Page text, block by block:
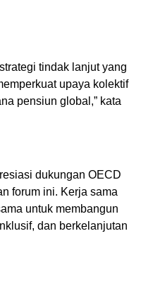
tindak lanjut yang
upaya kolektif
pensiun global,” kata
dukungan OECD
forum ini. Kerja sama
untuk membangun
dan berkelanjutan